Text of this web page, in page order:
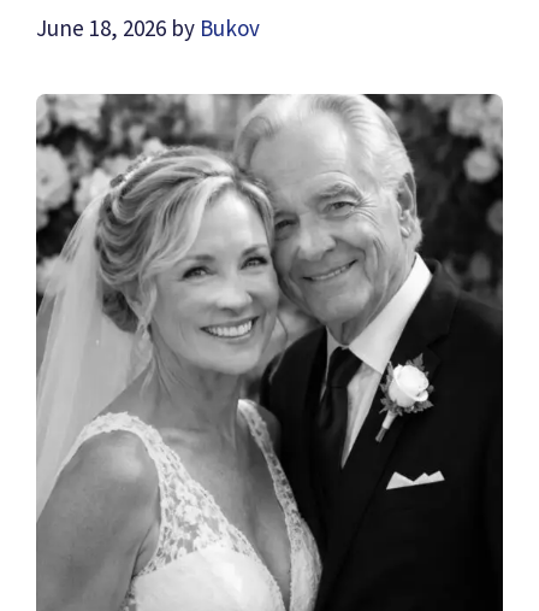
June 18, 2026 by Bukov